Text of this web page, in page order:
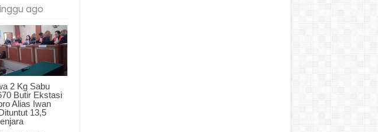
ago
2 Kg Sabu
Butir Ekstasi
Alias Iwan
13,5